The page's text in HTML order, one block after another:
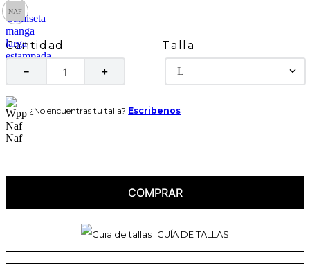
Cantidad
＋
－
Talla
L
¿No encuentras tu talla? Escribenos
COMPRAR
GUÍA DE TALLAS